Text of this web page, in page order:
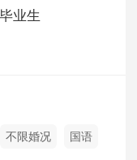
业生
不限婚况 国语